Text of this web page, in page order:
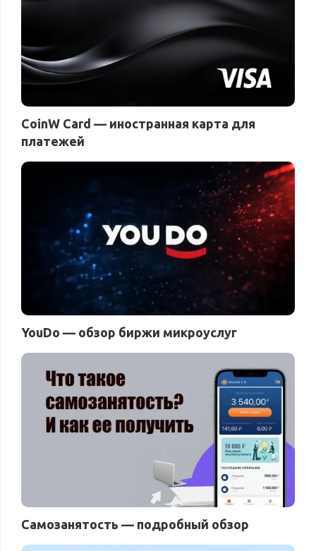
CoinW Card — иностранная карта для
платежей
YouDo — обзор биржи микроуслуг
Самозанятость — подробный обзор